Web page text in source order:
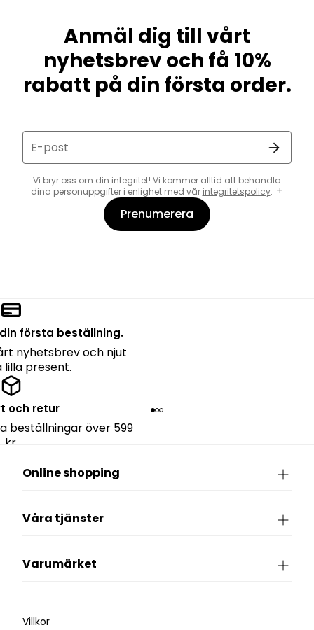
Anmäl dig till vårt
nyhetsbrev och få 10%
rabatt på din första order.
E-post
Vi bryr oss om din integritet! Vi kommer alltid att behandla
dina personuppgifter i enlighet med vår integritetspolicy.
Prenumerera
första beställning.
nyhetsbrev och njut
lilla present.
och retur
beställningar över 599
kr.
Online shopping
Våra tjänster
Varumärket
Villkor